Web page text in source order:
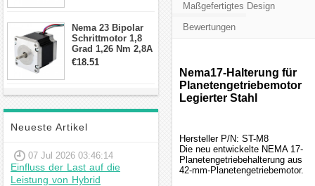
Nema 23 Bipolar
Schrittmotor 1,8
Grad 1,26 Nm 2,8A
2,5V 4 Drähte
€18.51
Neueste Artikel
07 Jul 2026 03:46:14
Einfluss der Last auf die
Leistung von Hybrid
Maßgefertigtes Design
Bewertungen
Nema17-Halterung für
Planetengetriebemotor
Legierter Stahl
Hersteller P/N: ST-M8
Die neu entwickelte NEMA 17-
Planetengetriebehalterung aus
42-mm-Planetengetriebemotor.